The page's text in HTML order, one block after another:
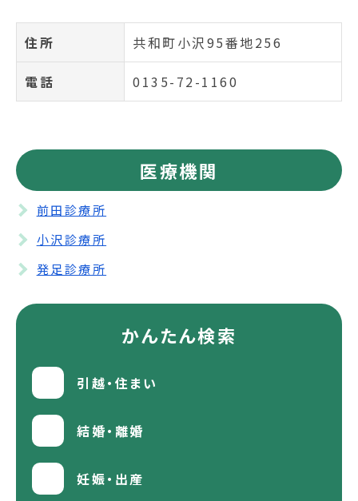
住所 共和町小沢95番地256
電話 0135-72-1160
医療機関
前田診療所
小沢診療所
発足診療所
かんたん検索
引越・住まい
結婚・離婚
妊娠・出産